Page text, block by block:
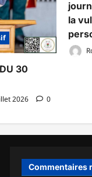
30
2026 0
la
Commentaires